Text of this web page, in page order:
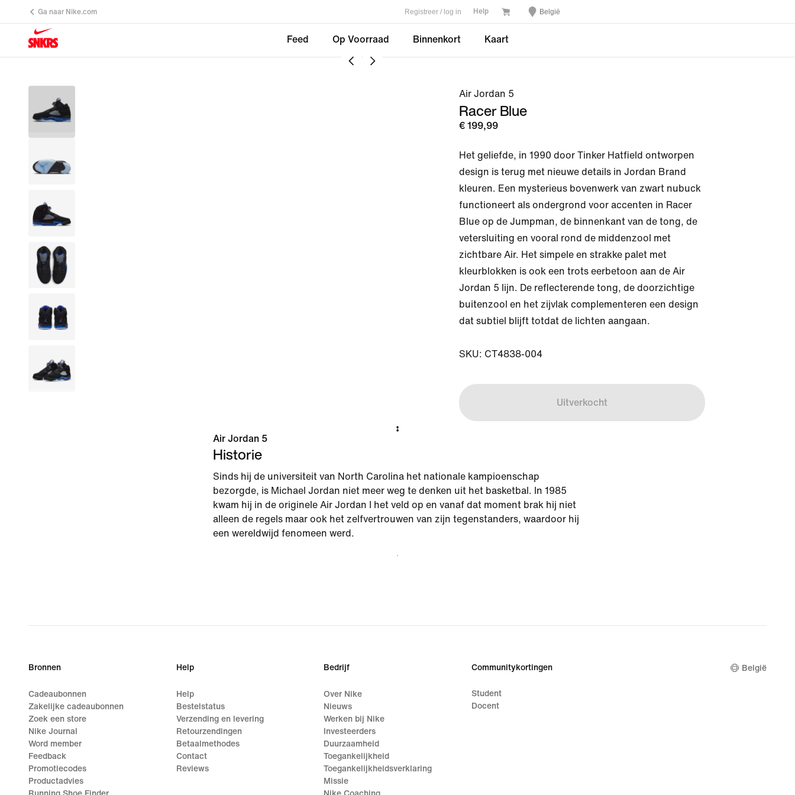
Ga naar Nike.com Registreer / log in Help België
Feed Op Voorraad Binnenkort Kaart
Air Jordan 5
Racer Blue
€ 199,99
Het geliefde, in 1990 door Tinker Hatfield ontworpen
design is terug met nieuwe details in Jordan Brand
kleuren. Een mysterieus bovenwerk van zwart nubuck
functioneert als ondergrond voor accenten in Racer
Blue op de Jumpman, de binnenkant van de tong, de
vetersluiting en vooral rond de middenzool met
zichtbare Air. Het simpele en strakke palet met
kleurblokken is ook een trots eerbetoon aan de Air
Jordan 5 lijn. De reflecterende tong, de doorzichtige
buitenzool en het zijvlak complementeren een design
dat subtiel blijft totdat de lichten aangaan.
SKU: CT4838-004
Uitverkocht
Air Jordan 5
Historie
Sinds hij de universiteit van North Carolina het nationale kampioenschap
bezorgde, is Michael Jordan niet meer weg te denken uit het basketbal. In 1985
kwam hij in de originele Air Jordan I het veld op en vanaf dat moment brak hij niet
alleen de regels maar ook het zelfvertrouwen van zijn tegenstanders, waardoor hij
een wereldwijd fenomeen werd.
Bronnen
Cadeaubonnen
Zakelijke cadeaubonnen
Zoek een store
Nike Journal
Word member
Feedback
Promotiecodes
Productadvies
Help
Help
Bestelstatus
Verzending en levering
Retourzendingen
Betaalmethodes
Contact
Reviews
Bedrijf
Over Nike
Nieuws
Werken bij Nike
Investeerders
Duurzaamheid
Toegankelijkheid
Toegankelijkheidsverklaring
Missie
Communitykortingen
Student
Docent
België